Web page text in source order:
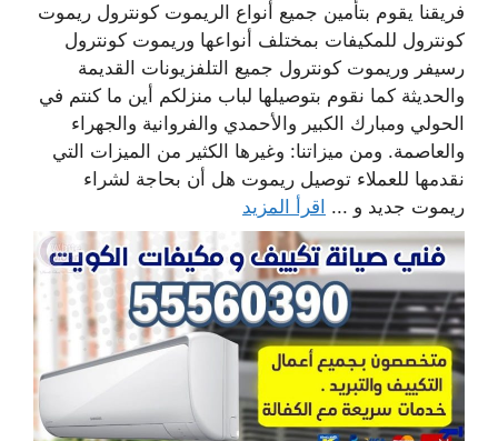
فريقنا يقوم بتأمين جميع أنواع الريموت كونترول ريموت
كونترول للمكيفات بمختلف أنواعها وريموت كونترول
رسيفر وريموت كونترول جميع التلفزيونات القديمة
والحديثة كما نقوم بتوصيلها لباب منزلكم أين ما كنتم في
الحولي ومبارك الكبير والأحمدي والفروانية والجهراء
والعاصمة. ومن ميزاتنا: وغيرها الكثير من الميزات التي
نقدمها للعملاء توصيل ريموت هل أن بحاجة لشراء
ريموت جديد و ... اقرأ المزيد